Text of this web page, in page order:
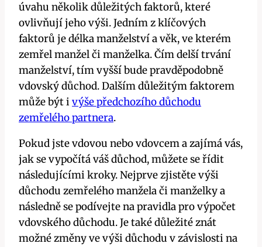
úvahu několik důležitých faktorů, které
ovlivňují jeho výši. Jedním z klíčových
faktorů je délka manželství a věk, ve kterém
zemřel manžel či manželka. Čím delší trvání
manželství, tím vyšší bude pravděpodobně
vdovský důchod. Dalším důležitým faktorem
může být i výše předchozího důchodu
zemřelého partnera.
Pokud jste vdovou nebo vdovcem a zajímá vás,
jak se vypočítá váš důchod, můžete se řídit
následujícími kroky. Nejprve zjistěte výši
důchodu zemřelého manžela či manželky a
následně se podívejte na pravidla pro výpočet
vdovského důchodu. Je také důležité znát
možné změny ve výši důchodu v závislosti na